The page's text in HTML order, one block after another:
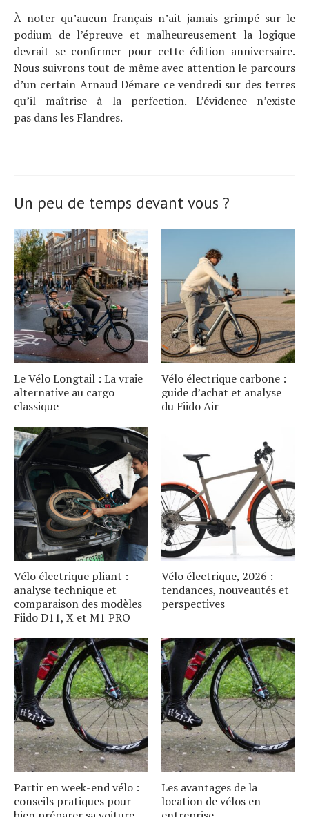
À noter qu’aucun français n’ait jamais grimpé sur le
podium de l’épreuve et malheureusement la logique
devrait se confirmer pour cette édition anniversaire.
Nous suivrons tout de même avec attention le parcours
d’un certain Arnaud Démare ce vendredi sur des terres
qu’il maîtrise à la perfection. L’évidence n’existe
pas dans les Flandres.
Un peu de temps devant vous ?
Le Vélo Longtail : La vraie
alternative au cargo
classique
Vélo électrique carbone :
guide d’achat et analyse
du Fiido Air
Vélo électrique pliant :
analyse technique et
comparaison des modèles
Fiido D11, X et M1 PRO
Vélo électrique, 2026 :
tendances, nouveautés et
perspectives
Partir en week-end vélo :
conseils pratiques pour
Les avantages de la
location de vélos en